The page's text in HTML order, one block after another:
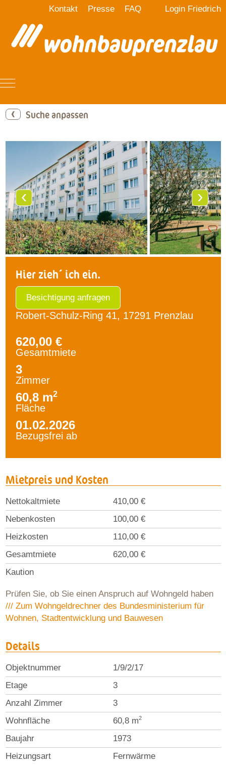
Kontakt Presse FAQ Login Friedrich
Mobile Menu Toggle
Suche anpassen
‹ ›
Hier zieh´ ich ein.
Besichtigung anfragen
Robert-Schulz-Ring 41, 17291 Prenzlau
620,00 €
Gesamtmiete
3
Zimmer
60,8 m2
Fläche
01.02.2026
Bezugsfrei ab
Mietpreis und Kosten
Nettokaltmiete
410,00 €
Nebenkosten
100,00 €
Heizkosten
110,00 €
Gesamtmiete
620,00 €
Kaution
Prüfen Sie, ob Sie einen Anspruch auf Wohngeld haben
/// Zum Wohngeldrechner des Bundesministerium für
Wohnen, Stadtentwicklung und Bauwesen
Details
Objektnummer
1/9/2/17
Etage
3
Anzahl Zimmer
3
Wohnfläche
60,8 m2
Baujahr
1973
Heizungsart
Fernwärme